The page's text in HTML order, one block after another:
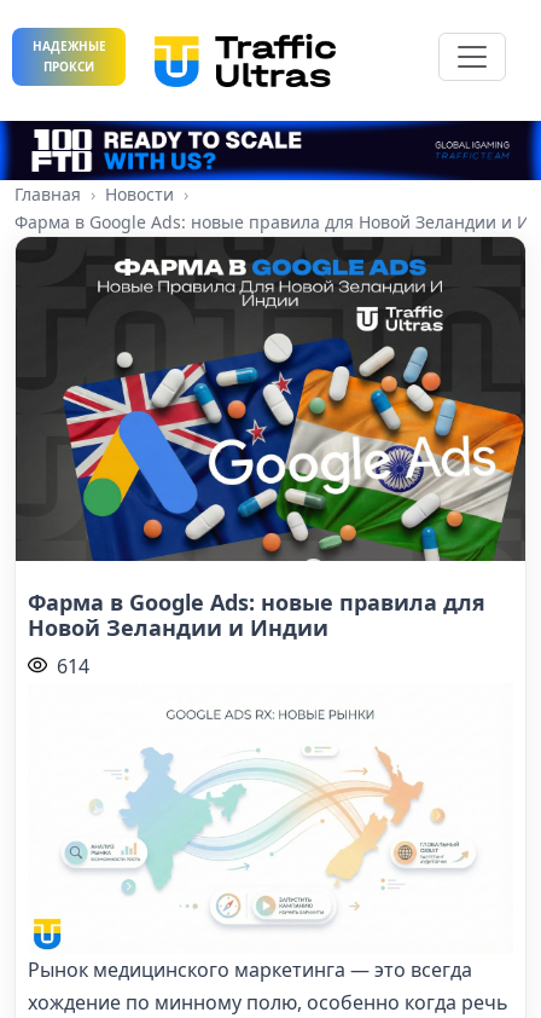
НАДЕЖНЫЕ
ПРОКСИ
Главная
Новости
Фарма в Google Ads: новые правила для Новой Зеландии и
Фарма в Google Ads: новые правила для
Новой Зеландии и Индии
614
Рынок медицинского маркетинга — это всегда
хождение по минному полю, особенно когда речь